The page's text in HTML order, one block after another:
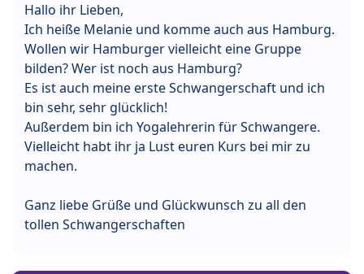
Hallo ihr Lieben,
Ich heiße Melanie und komme auch aus Hamburg.
Wollen wir Hamburger vielleicht eine Gruppe
bilden? Wer ist noch aus Hamburg?
Es ist auch meine erste Schwangerschaft und ich
bin sehr, sehr glücklich!
Außerdem bin ich Yogalehrerin für Schwangere.
Vielleicht habt ihr ja Lust euren Kurs bei mir zu
machen.
Ganz liebe Grüße und Glückwunsch zu all den
tollen Schwangerschaften